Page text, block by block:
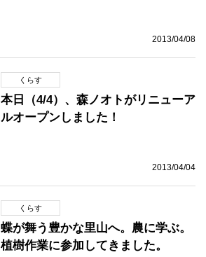
2013/04/08
くらす
本日（4/4）、森ノオトがリニューア
ルオープンしました！
2013/04/04
くらす
蝶が舞う豊かな里山へ。農に学ぶ。
植樹作業に参加してきました。